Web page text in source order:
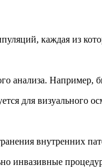
каждая из
анализа. Например,
для
внутренних
инвазивные